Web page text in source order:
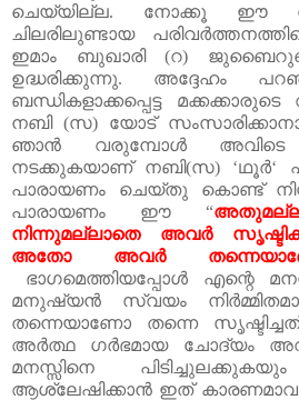
ചെയ്യില്ല. നോക്കൂ ഈ
ചിലരിലുണ്ടായ
ഇമാം
ബുഖാരി(റ)
ഉദ്ധരിക്കുന്നു. അദ്ദേഹം
ബന്ധികളാക്കപ്പെട്ട
മക്കക്കാരുടെ
നബി(സ) യോട്
ഞാൻ
വരുമ്പോൾ
നടക്കുകയാണ്
നബി(സ) ‘ഥൂർ‘
പാരായണം
ചെയ്തു കൊണ്ട്
പാരായണം
ഈ “
നിന്നുമല്ലാതെ
അവർ
അതോ
അവർ
ഭാഗമെത്തിയപ്പോൾ എന്റെ
മനുഷ്യൻ
സ്വയം
തന്നെയാണോ
തന്നെ സൃഷ്ടിച്ചത്
അർത്ഥ
ഗർഭമായ ചോദ്യം
മനസ്സിനെ
പിടിച്ചുലക്കുകയും
ആശ്ലേഷിക്കാൻ ഇത്